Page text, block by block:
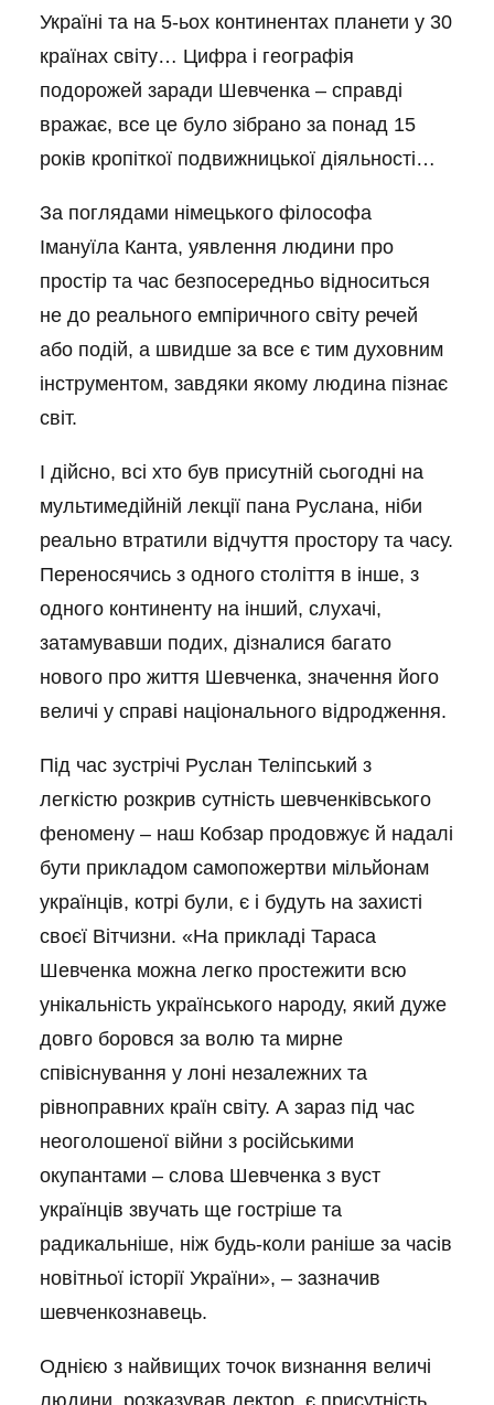
Україні та на 5-ьох континентах планети у 30
країнах світу… Цифра і географія
подорожей заради Шевченка – справді
вражає, все це було зібрано за понад 15
років кропіткої подвижницької діяльності…
За поглядами німецького філософа
Імануїла Канта, уявлення людини про
простір та час безпосередньо відноситься
не до реального емпіричного світу речей
або подій, а швидше за все є тим духовним
інструментом, завдяки якому людина пізнає
світ.
І дійсно, всі хто був присутній сьогодні на
мультимедійній лекції пана Руслана, ніби
реально втратили відчуття простору та часу.
Переносячись з одного століття в інше, з
одного континенту на інший, слухачі,
затамувавши подих, дізналися багато
нового про життя Шевченка, значення його
величі у справі національного відродження.
Під час зустрічі Руслан Теліпський з
легкістю розкрив сутність шевченківського
феномену – наш Кобзар продовжує й надалі
бути прикладом самопожертви мільйонам
українців, котрі були, є і будуть на захисті
своєї Вітчизни. «На прикладі Тараса
Шевченка можна легко простежити всю
унікальність українського народу, який дуже
довго боровся за волю та мирне
співіснування у лоні незалежних та
рівноправних країн світу. А зараз під час
неоголошеної війни з російськими
окупантами – слова Шевченка з вуст
українців звучать ще гостріше та
радикальніше, ніж будь-коли раніше за часів
новітньої історії України», – зазначив
шевченкознавець.
Однією з найвищих точок визнання величі
людини, розказував лектор, є присутність